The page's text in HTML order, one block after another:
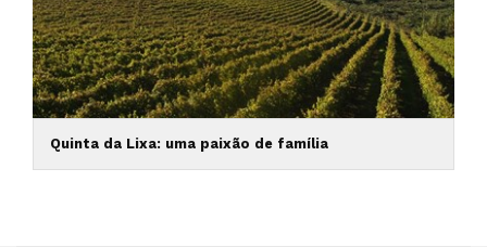
Quinta da Lixa: uma paixão de família